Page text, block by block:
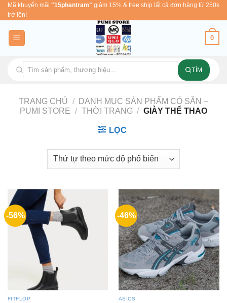
Skip
to
content
Mã khuyến mãi "15phantram" giảm 15% & free ship tất cả đơn hàng từ 250k
trở lên!
0
TÌM
TRANG CHỦ /
DANH MỤC SẢN PHẨM CÓ SẴN –
PUMI STORE / THỜI TRANG / GIÀY THỂ THAO
LỌC
-56%
FITFLOP
-46%
ASICS